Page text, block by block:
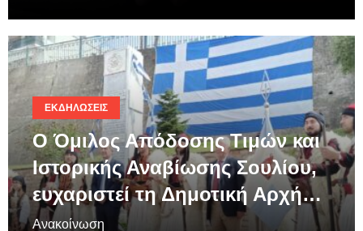
ΕΚΔΗΛΏΣΕΙΣ
Ο Όμιλος Απόδοσης Τιμών και
Ιστορικής Αναβίωσης Σουλίου,
ευχαριστεί τη Δημοτική Αρχή…
Ανακοίνωση